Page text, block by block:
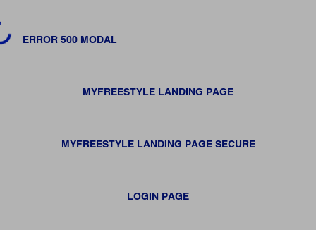
ERROR 500 MODAL
MYFREESTYLE LANDING PAGE
MYFREESTYLE LANDING PAGE SECURE
LOGIN PAGE